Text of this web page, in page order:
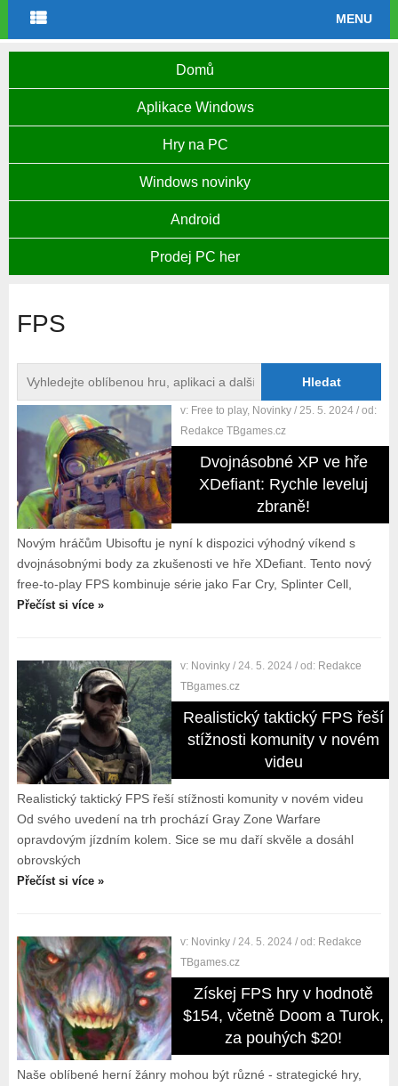
MENU
Domů
Aplikace Windows
Hry na PC
Windows novinky
Android
Prodej PC her
FPS
v: Free to play, Novinky / 25. 5. 2024 / od:
Redakce TBgames.cz
Dvojnásobné XP ve hře
XDefiant: Rychle leveluj
zbraně!
Novým hráčům Ubisoftu je nyní k dispozici výhodný víkend s
dvojnásobnými body za zkušenosti ve hře XDefiant. Tento nový
free-to-play FPS kombinuje série jako Far Cry, Splinter Cell,
Přečíst si více »
v: Novinky / 24. 5. 2024 / od: Redakce
TBgames.cz
Realistický taktický FPS řeší
stížnosti komunity v novém
videu
Realistický taktický FPS řeší stížnosti komunity v novém videu
Od svého uvedení na trh prochází Gray Zone Warfare
opravdovým jízdním kolem. Sice se mu daří skvěle a dosáhl
obrovských
Přečíst si více »
v: Novinky / 24. 5. 2024 / od: Redakce
TBgames.cz
Získej FPS hry v hodnotě
$154, včetně Doom a Turok,
za pouhých $20!
Naše oblíbené herní žánry mohou být různé - strategické hry,